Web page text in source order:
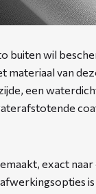
buiten wil
materiaal van
een
exact